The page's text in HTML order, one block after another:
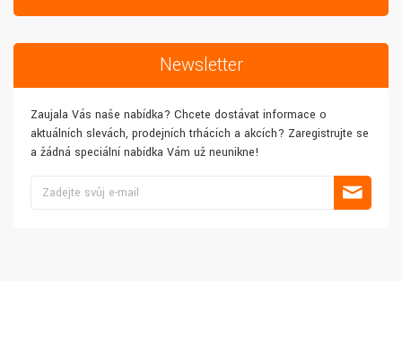
Newsletter
Zaujala Vás naše nabídka? Chcete dostávat informace o
aktuálních slevách, prodejních trhácích a akcích? Zaregistrujte se
a žádná speciální nabídka Vám už neunikne!